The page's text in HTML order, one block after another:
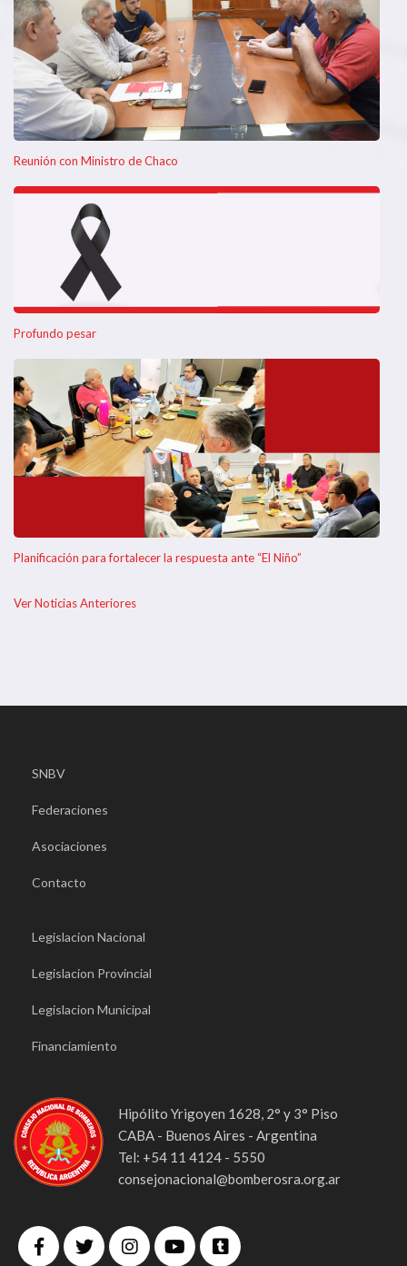
Reunión con Ministro de Chaco
Profundo pesar
Planificación para fortalecer la respuesta ante “El Niño”
Ver Noticias Anteriores
SNBV
Federaciones
Asociaciones
Contacto
Legislacion Nacional
Legislacion Provincial
Legislacion Municipal
Financiamiento
Hipólito Yrigoyen 1628, 2° y 3° Piso
CABA - Buenos Aires - Argentina
Tel: +54 11 4124 - 5550
consejonacional@bomberosra.org.ar